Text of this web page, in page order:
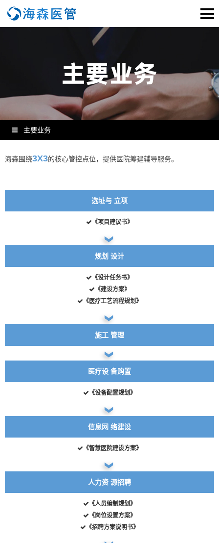
主要业务
海森围绕3X3的核心管控点位，提供医院筹建辅导服务。
选址与 立项
《项目建议书》
规划 设计
《设计任务书》
《建设方案》
《医疗工艺流程规划》
施工 管理
医疗设 备购置
《设备配置规划》
信息网 络建设
《智慧医院建设方案》
人力资 源招聘
《人员编制规划》
《岗位设置方案》
《招聘方案说明书》